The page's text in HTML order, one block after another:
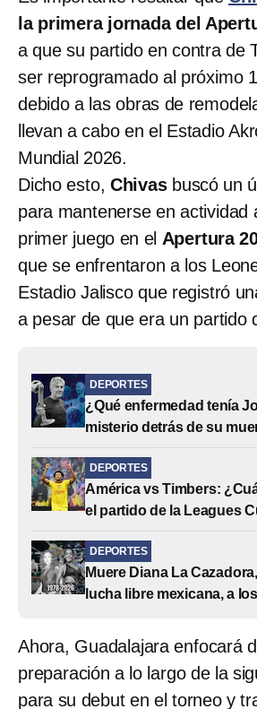
la primera jornada del
a que su partido en contra de
ser reprogramado al próximo
debido a las obras de
llevan a cabo en el Estadio
Mundial 2026.
Dicho esto, Chivas buscó un
para mantenerse en actividad
primer juego en el Apertura
que se enfrentaron a los
Estadio Jalisco que registró
a pesar de que era un partido
DEPORTES
¿Qué enfermedad tenía
misterio detrás de su
DEPORTES
América vs Timbers:
el partido de la Leagues
DEPORTES
Muere Diana La
lucha libre mexicana, a
Ahora, Guadalajara enfocará
preparación a lo largo de la
para su debut en el torneo y